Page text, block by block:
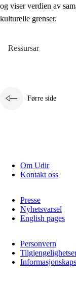
og viser verdien av
kulturelle grenser.
Ressursar
Førre side
Om Udir
Kontakt oss
Presse
Nyhetsvarsel
English pages
Personvern